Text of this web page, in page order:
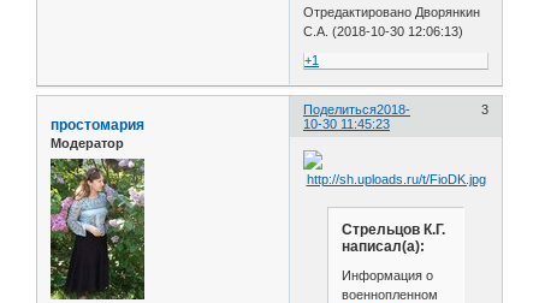
Отредактировано Дворянкин
С.А. (2018-10-30 12:06:13)
+1
Поделиться 3
2018-
10-30 11:45:23
простомария
Модератор
Стрельцов К.Г.
написал(а):
Информация о
военнопленном